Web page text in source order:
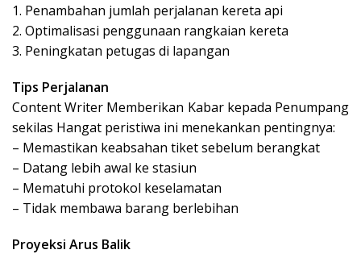
1. Penambahan jumlah perjalanan kereta api
2. Optimalisasi penggunaan rangkaian kereta
3. Peningkatan petugas di lapangan
Tips Perjalanan
Content Writer Memberikan Kabar kepada Penumpang
sekilas Hangat peristiwa ini menekankan pentingnya:
– Memastikan keabsahan tiket sebelum berangkat
– Datang lebih awal ke stasiun
– Mematuhi protokol keselamatan
– Tidak membawa barang berlebihan
Proyeksi Arus Balik